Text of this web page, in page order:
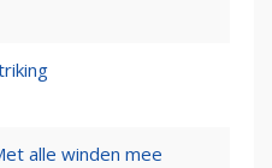
alle winden mee